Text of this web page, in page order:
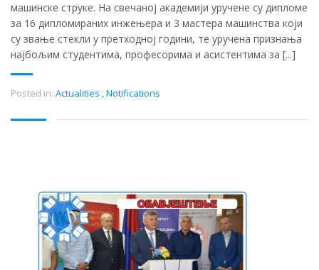
машинске струке. На свечаној академији уручене су дипломе
за 16 дипломираних инжењера и 3 мастера машинства који
су звање стекли у претходној години, те уручена признања
најбољим студентима, професорима и асистентима за [...]
Posted in: Actualities ,Notifications